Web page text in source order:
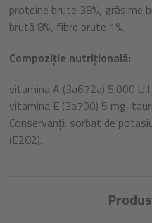
proteine brute 38%, grăsime
brută 8%, fibre brute 1%.
Compoziție nutrițională:
vitamina A (3a672a) 5.000
vitamina E (3a700) 5 mg,
Conservanți: sorbat de
(E282).